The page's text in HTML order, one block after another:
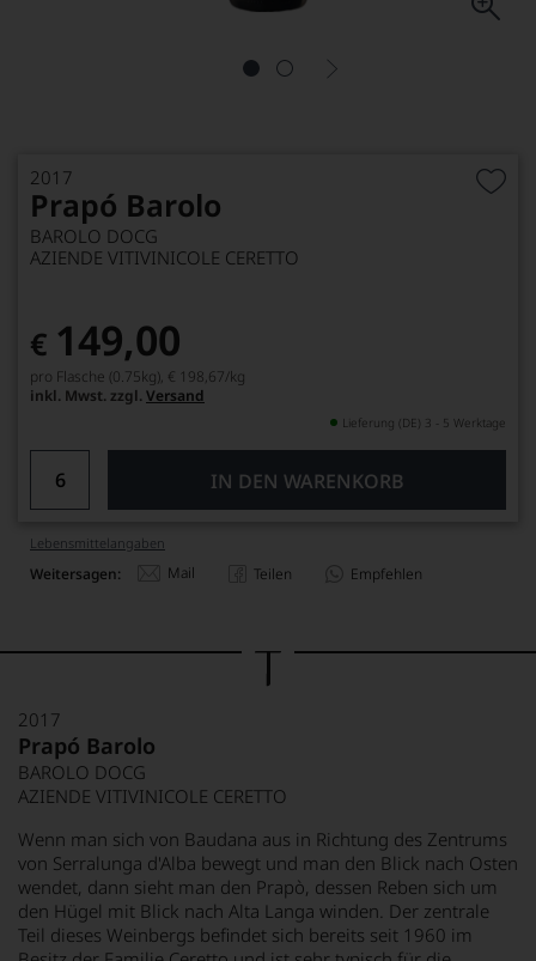
2017
Prapó Barolo
BAROLO DOCG
AZIENDE VITIVINICOLE CERETTO
€ 149,00
pro Flasche (0.75kg), € 198,67/kg
inkl. Mwst. zzgl. Versand
Lieferung (DE) 3 - 5 Werktage
IN DEN WARENKORB
Lebensmittel­angaben
Weitersagen: Mail Teilen Empfehlen
2017
Prapó Barolo
BAROLO DOCG
AZIENDE VITIVINICOLE CERETTO
Wenn man sich von Baudana aus in Richtung des Zentrums
von Serralunga d'Alba bewegt und man den Blick nach Osten
wendet, dann sieht man den Prapò, dessen Reben sich um
den Hügel mit Blick nach Alta Langa winden. Der zentrale
Teil dieses Weinbergs befindet sich bereits seit 1960 im